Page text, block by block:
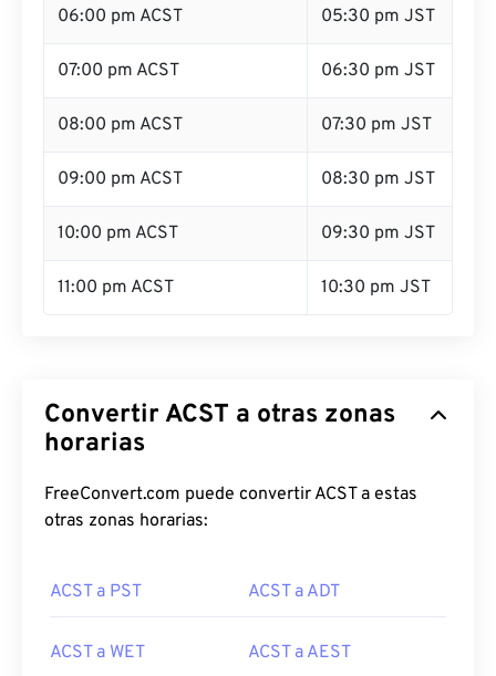
06:00 pm ACST 05:30 pm JST
07:00 pm ACST 06:30 pm JST
08:00 pm ACST 07:30 pm JST
09:00 pm ACST 08:30 pm JST
10:00 pm ACST 09:30 pm JST
11:00 pm ACST 10:30 pm JST
Convertir ACST a otras zonas
horarias
FreeConvert.com puede convertir ACST a estas
otras zonas horarias:
ACST a PST ACST a ADT
ACST a WET ACST a AEST